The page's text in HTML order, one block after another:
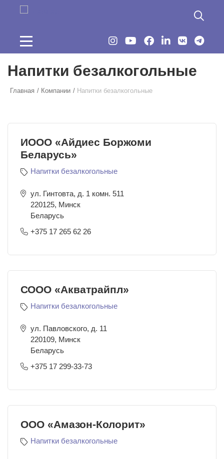
Перейти к основному содержанию
Напитки безалкогольные
Главная Компании Напитки безалкогольные
ИООО «Айдиес Боржоми
Беларусь»
Напитки безалкогольные
ул. Гинтовта, д. 1 комн. 511
220125, Минск
Беларусь
+375 17 265 62 26
СООО «Акватрайпл»
Напитки безалкогольные
ул. Павловского, д. 11
220109, Минск
Беларусь
+375 17 299-33-73
ООО «Амазон-Колорит»
Напитки безалкогольные